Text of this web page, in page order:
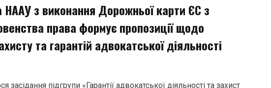
НААУ з виконання Дорожньої карти ЄС з
права формує пропозиції щодо
та гарантій адвокатської діяльності
засідання підгрупи «Гарантії адвокатської діяльності та захист